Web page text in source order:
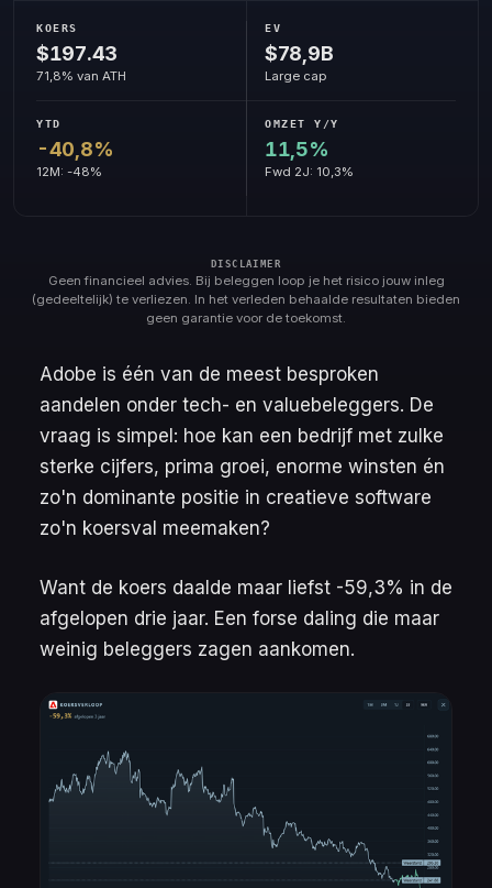
KOERS
$197.43
71,8% van ATH
EV
$78,9B
Large cap
YTD
-40,8%
12M: -48%
OMZET Y/Y
11,5%
Fwd 2J: 10,3%
Geen financieel advies. Bij beleggen loop je het risico jouw inleg
(gedeeltelijk) te verliezen. In het verleden behaalde resultaten bieden
geen garantie voor de toekomst.
Adobe is één van de meest besproken
aandelen onder tech- en valuebeleggers. De
vraag is simpel: hoe kan een bedrijf met zulke
sterke cijfers, prima groei, enorme winsten én
zo'n dominante positie in creatieve software
zo'n koersval meemaken?
Want de koers daalde maar liefst -59,3% in de
afgelopen drie jaar. Een forse daling die maar
weinig beleggers zagen aankomen.